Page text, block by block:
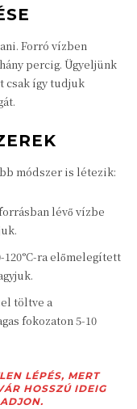
Forró vízben
percig. Ügyeljünk
csak így tudjuk
módszer is létezik:
lévő vízbe
120°C-ra előmelegített
töltve a
fokozaton 5-10
LÉPÉS, MERT
HOSSZÚ IDEIG